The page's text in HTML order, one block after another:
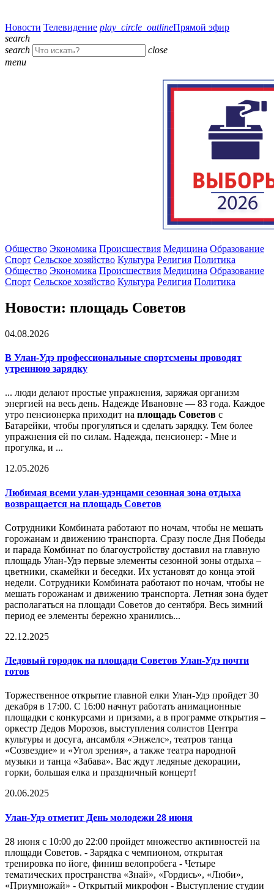
Новости Телевидение play_circle_outlineПрямой эфир
search
search
close
menu
Общество Экономика Происшествия Медицина Образование
Спорт Сельское хозяйство Культура Религия Политика
Общество Экономика Происшествия Медицина Образование
Спорт Сельское хозяйство Культура Религия Политика
Новости: площадь Советов
04.08.2026
В Улан-Удэ профессиональные спортсмены проводят
утреннюю зарядку
... люди делают простые упражнения, заряжая организм
энергией на весь день. Надежде Ивановне — 83 года. Каждое
утро пенсионерка приходит на площадь Советов с
Батарейки, чтобы прогуляться и сделать зарядку. Тем более
упражнения ей по силам. Надежда, пенсионер: - Мне и
прогулка, и ...
12.05.2026
Любимая всеми улан-удэнцами сезонная зона отдыха
возвращается на площадь Советов
Сотрудники Комбината работают по ночам, чтобы не мешать
горожанам и движению транспорта. Сразу после Дня Победы
и парада Комбинат по благоустройству доставил на главную
площадь Улан-Удэ первые элементы сезонной зоны отдыха –
цветники, скамейки и беседки. Их установят до конца этой
недели. Сотрудники Комбината работают по ночам, чтобы не
мешать горожанам и движению транспорта. Летняя зона будет
располагаться на площади Советов до сентября. Весь зимний
период ее элементы бережно хранились...
22.12.2025
Ледовый городок на площади Советов Улан-Удэ почти
готов
Торжественное открытие главной елки Улан-Удэ пройдет 30
декабря в 17:00. С 16:00 начнут работать анимационные
площадки с конкурсами и призами, а в программе открытия –
оркестр Дедов Морозов, выступления солистов Центра
культуры и досуга, ансамбля «Энжелс», театров танца
«Созвездие» и «Угол зрения», а также театра народной
музыки и танца «Забава». Вас ждут ледяные декорации,
горки, большая елка и праздничный концерт!
20.06.2025
Улан-Удэ отметит День молодежи 28 июня
28 июня с 10:00 до 22:00 пройдет множество активностей на
площади Советов. - Зарядка с чемпионом, открытая
тренировка по йоге, финиш велопробега - Четыре
тематических пространства «Знай», «Гордись», «Люби»,
«Приумножай» - Открытый микрофон - Выступление студии